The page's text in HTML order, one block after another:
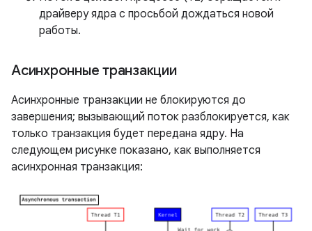
драйверу ядра с просьбой дождаться новой
работы.
Асинхронные транзакции
Асинхронные транзакции не блокируются до
завершения; вызывающий поток разблокируется, как
только транзакция будет передана ядру. На
следующем рисунке показано, как выполняется
асинхронная транзакция: